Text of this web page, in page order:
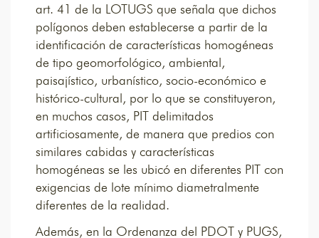
art. 41 de la LOTUGS que señala que dichos
polígonos deben establecerse a partir de la
identificación de características homogéneas
de tipo geomorfológico, ambiental,
paisajístico, urbanístico, socio-económico e
histórico-cultural, por lo que se constituyeron,
en muchos casos, PIT delimitados
artificiosamente, de manera que predios con
similares cabidas y características
homogéneas se les ubicó en diferentes PIT con
exigencias de lote mínimo diametralmente
diferentes de la realidad.
Además, en la Ordenanza del PDOT y PUGS,